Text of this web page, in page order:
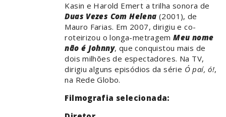
Kasin e Harold Emert a trilha sonora de
Duas Vezes Com Helena (2001), de
Mauro Farias. Em 2007, dirigiu e co-
roteirizou o longa-metragemMeu nome
não é Johnny, que conquistou mais de
dois milhões de espectadores. Na TV,
dirigiu alguns episódios da série Ó paí, ó!,
na Rede Globo.
Filmografia selecionada: